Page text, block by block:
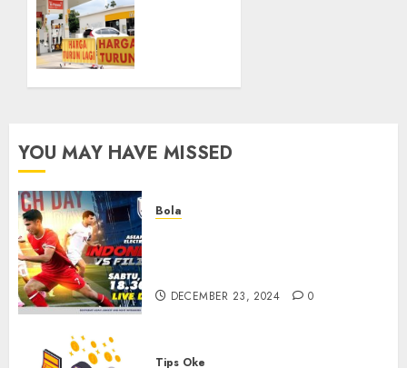
26, 2024
YOU MAY HAVE MISSED
Bola
DECEMBER 23, 2024 0
Tips Oke